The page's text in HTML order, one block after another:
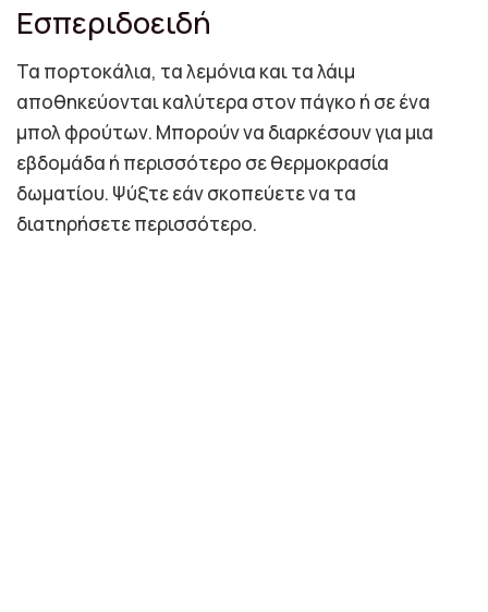
Εσπεριδοειδή
Τα πορτοκάλια, τα λεμόνια και τα λάιμ
αποθηκεύονται καλύτερα στον πάγκο ή σε ένα
μπολ φρούτων. Μπορούν να διαρκέσουν για μια
εβδομάδα ή περισσότερο σε θερμοκρασία
δωματίου. Ψύξτε εάν σκοπεύετε να τα
διατηρήσετε περισσότερο.